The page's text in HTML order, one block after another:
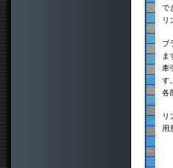
で
リ
ブ
ま
牽
す。
各
リ
用